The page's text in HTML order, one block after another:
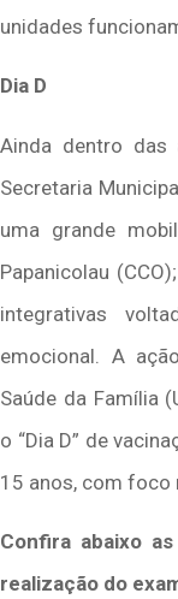
unidades
Dia D
Ainda dentro das
Secretaria
uma grande
Papanicolau
integrativas
emocional. A
Saúde da Família
o “Dia D” de
15 anos, com foco
Confira abaixo
realização do